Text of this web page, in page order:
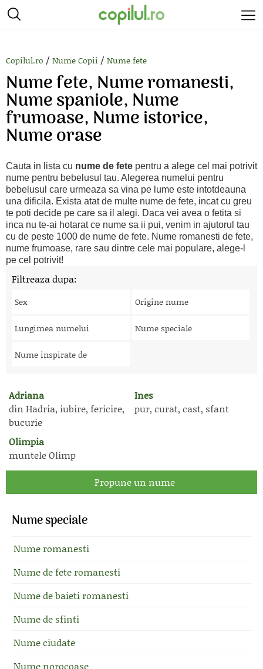
Copilul.ro / Nume Copii / Nume fete
Nume fete, Nume romanesti,
Nume spaniole, Nume
frumoase, Nume istorice,
Nume orase
Cauta in lista cu nume de fete pentru a alege cel mai potrivit
nume pentru bebelusul tau. Alegerea numelui pentru
bebelusul care urmeaza sa vina pe lume este intotdeauna
una dificila. Exista atat de multe nume de fete, incat cu greu
te poti decide pe care sa il alegi. Daca vei avea o fetita si
inca nu te-ai hotarat ce nume sa ii pui, venim in ajutorul tau
cu de peste 1000 de nume de fete. Nume romanesti de fete,
nume frumoase, rare sau dintre cele mai populare, alege-l
pe cel potrivit!
Filtreaza dupa:
Sex Origine nume
Lungimea numelui Nume speciale
Nume inspirate de
Adriana
din Hadria, iubire, fericire,
bucurie
Ines
pur, curat, cast, sfant
Olimpia
muntele Olimp
Propune un nume
Nume speciale
Nume romanesti
Nume de fete romanesti
Nume de baieti romanesti
Nume de sfinti
Nume ciudate
Nume norocoase